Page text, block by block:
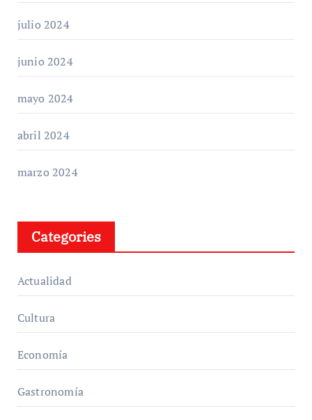
julio 2024
junio 2024
mayo 2024
abril 2024
marzo 2024
Categories
Actualidad
Cultura
Economía
Gastronomía